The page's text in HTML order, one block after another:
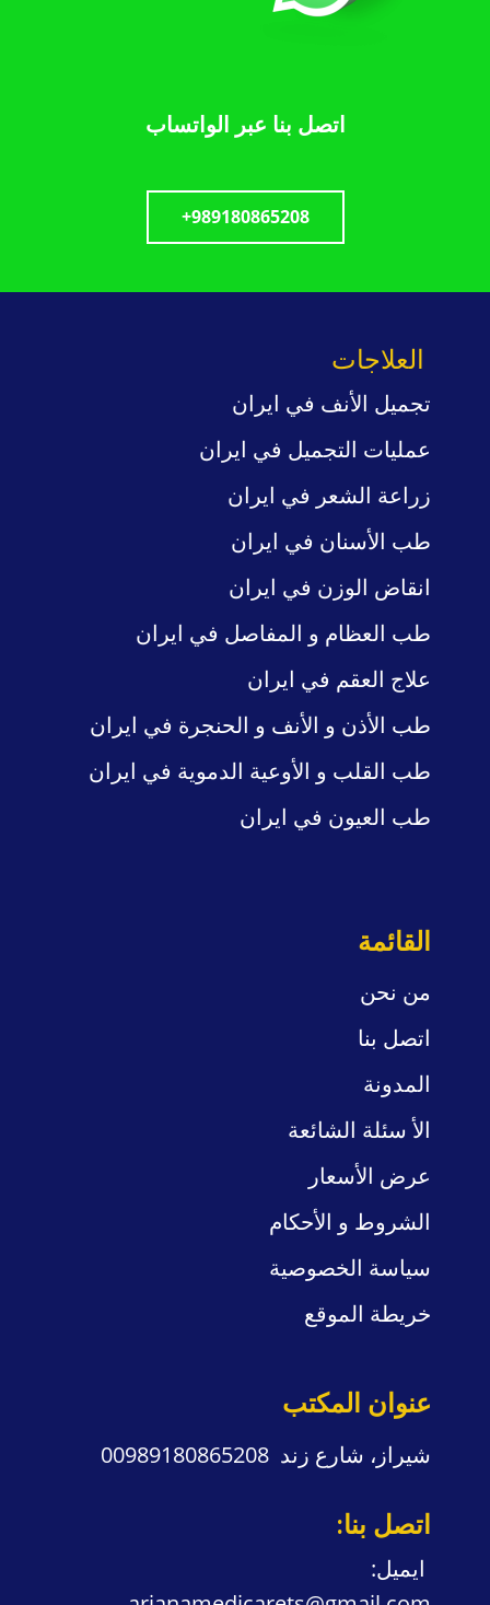
اتصل بنا عبر الواتساب
+989180865208
:​اتصل بنا
عنوان المكتب
شيراز، شارع زند 00989180865208
القائمة
من نحن
اتصل بنا
المدونة
الأ سئلة الشائعة
عرض الأسعار
الشروط و الأحكام
سياسة الخصوصية
خريطة الموقع
تجميل الأنف في ايران
عمليات التجميل في ايران
زراعة الشعر في ايران
طب الأسنان في ايران
انقاض الوزن في ايران
طب العظام و المفاصل في ايران
علاج العقم في ايران
طب الأذن و الأنف و الحنجرة في ايران
طب القلب و الأوعية الدموية في ايران
طب العيون في ايران